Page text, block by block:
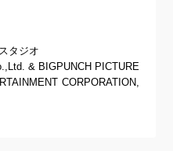
タジオ
& BIGPUNCH PICTURE
CORPORATION,